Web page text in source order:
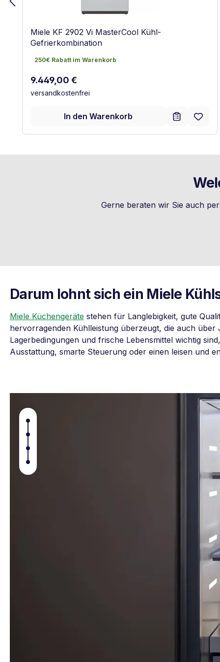
Miele KF 2902 Vi MasterCool Kühl-
Gefrierkombination
250€ Rabatt im Warenkorb
250€ Rabatt im Warenkorb
Regulärer Preis:
9.449,00 €
versandkostenfrei
In den Warenkorb
Gerne beraten wir Sie auch
Darum lohnt sich ein Miele
Miele Küchengeräte stehen für Langlebigkeit, gute
hervorragenden Kühlleistung überzeugt, die auch
Lagerbedingungen und frische Lebensmittel wichtig
Ausstattung, smarte Steuerung oder einen leisen und